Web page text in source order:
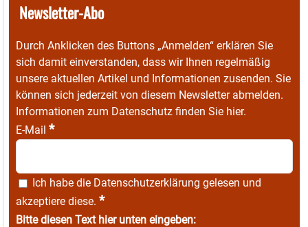
Newsletter-Abo
Durch Anklicken des Buttons „Anmelden“ erklären Sie
sich damit einverstanden, dass wir Ihnen regelmäßig
unsere aktuellen Artikel und Informationen zusenden. Sie
können sich jederzeit von diesem Newsletter abmelden.
Informationen zum Datenschutz finden Sie hier.
E-Mail *
Ich habe die Datenschutzerklärung gelesen und
akzeptiere diese. *
Bitte diesen Text hier unten eingeben: